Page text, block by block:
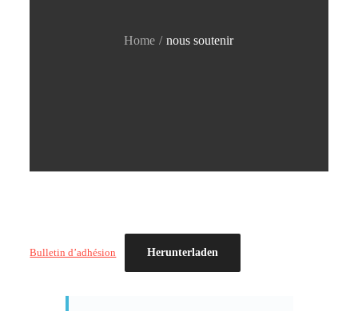
Home nous soutenir
Bulletin d’adhésion Herunterladen